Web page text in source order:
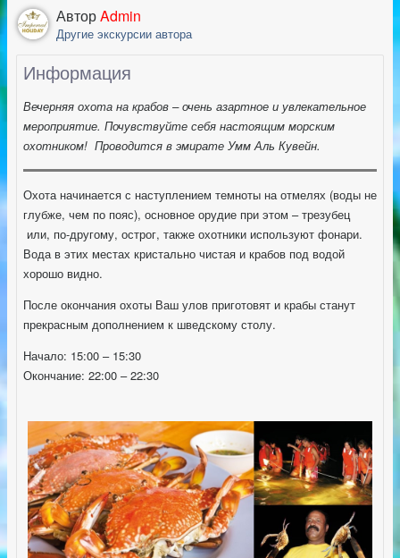
АвторAdmin
Другие экскурсии автора
Информация
Вечерняя охота на крабов – очень азартное и увлекательное
мероприятие. Почувствуйте себя настоящим морским
охотником! Проводится в эмирате Умм Аль Кувейн.
Охота начинается с наступлением темноты на отмелях (воды не
глубже, чем по пояс), основное орудие при этом – трезубец
или, по-другому, острог, также охотники используют фонари.
Вода в этих местах кристально чистая и крабов под водой
хорошо видно.
После окончания охоты Ваш улов приготовят и крабы станут
прекрасным дополнением к шведскому столу.
Начало: 15:00 – 15:30
Окончание: 22:00 – 22:30